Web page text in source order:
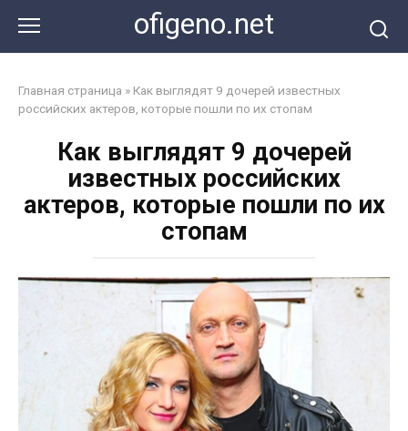
контенту
ofigeno.net
Главная страница » Как выглядят 9 дочерей известных
российских актеров, которые пошли по их стопам
Как выглядят 9 дочерей
известных российских
актеров, которые пошли по их
стопам